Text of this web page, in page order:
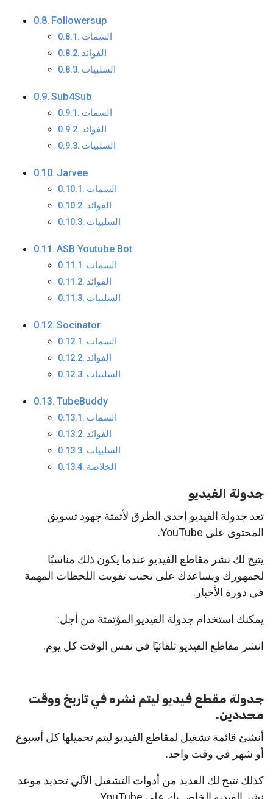
Followersup
السمات
الفوائد
السلبيات
Sub4Sub
السمات
الفوائد
السلبيات
Jarvee
السمات
الفوائد
السلبيات
ASB Youtube Bot
السمات
الفوائد
السلبيات
Socinator
السمات
الفوائد
السلبيات
TubeBuddy
السمات
الفوائد
السلبيات
الخلاصة
جدولة الفيديو
تعد جدولة الفيديو إحدى الطرق لأتمتة جهود تسويق
المحتوى على YouTube.
يتيح لك نشر مقاطع الفيديو عندما يكون ذلك مناسبًا
لجمهورك ويساعدك على تجنب تفويت اللحظات المهمة
في دورة الأخبار.
يمكنك استخدام جدولة الفيديو المؤتمتة من أجل:
انشر مقاطع الفيديو تلقائيًا في نفس الوقت كل يوم.
جدولة مقطع فيديو ليتم نشره في تاريخ ووقت
محددين.
أنشئ قائمة تشغيل لمقاطع الفيديو ليتم تحميلها كل أسبوع
أو شهر في وقت واحد.
كذلك تتيح لك العديد من أدوات التشغيل الآلي تحديد موعد